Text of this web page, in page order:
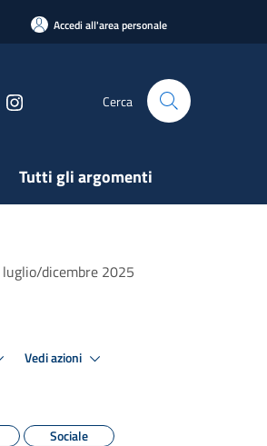
Accedi all'area personale
Cerca
Tutti gli argomenti
dicembre 2025
Vedi azioni
Sociale